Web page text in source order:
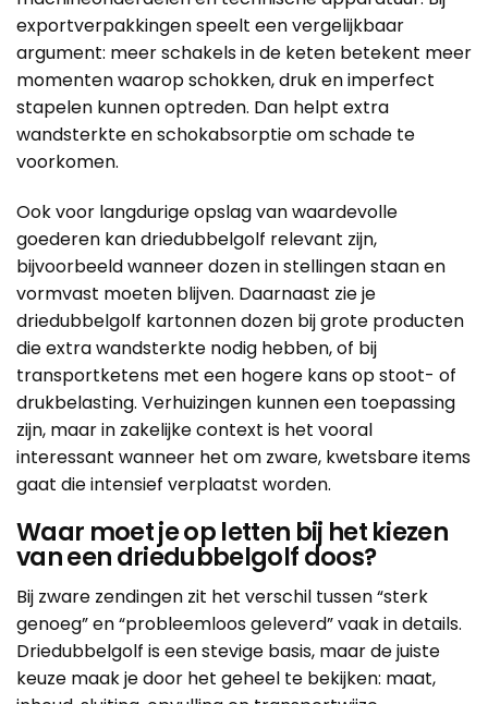
exportverpakkingen speelt een vergelijkbaar
argument: meer schakels in de keten betekent meer
momenten waarop schokken, druk en imperfect
stapelen kunnen optreden. Dan helpt extra
wandsterkte en schokabsorptie om schade te
voorkomen.
Ook voor langdurige opslag van waardevolle
goederen kan driedubbelgolf relevant zijn,
bijvoorbeeld wanneer dozen in stellingen staan en
vormvast moeten blijven. Daarnaast zie je
driedubbelgolf kartonnen dozen bij grote producten
die extra wandsterkte nodig hebben, of bij
transportketens met een hogere kans op stoot- of
drukbelasting. Verhuizingen kunnen een toepassing
zijn, maar in zakelijke context is het vooral
interessant wanneer het om zware, kwetsbare items
gaat die intensief verplaatst worden.
Waar moet je op letten bij het kiezen
van een driedubbelgolf doos?
Bij zware zendingen zit het verschil tussen “sterk
genoeg” en “probleemloos geleverd” vaak in details.
Driedubbelgolf is een stevige basis, maar de juiste
keuze maak je door het geheel te bekijken: maat,